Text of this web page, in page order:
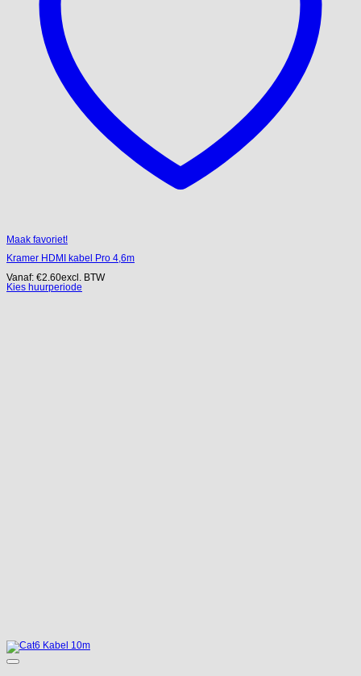
Maak favoriet!
Kramer HDMI kabel Pro 4,6m
Vanaf: €2.60excl. BTW
Kies huurperiode